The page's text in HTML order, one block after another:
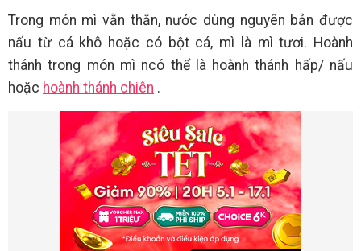
Trong món mì vằn thắn, nước dùng nguyên bản được
nấu từ cá khô hoặc có bột cá, mì là mì tươi. Hoành
thánh trong món mì ncó thể là hoành thánh hấp/ nấu
hoặc hoành thánh chiên .